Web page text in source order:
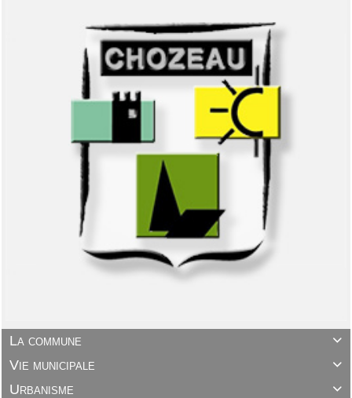

La commune

Vie municipale

Urbanisme